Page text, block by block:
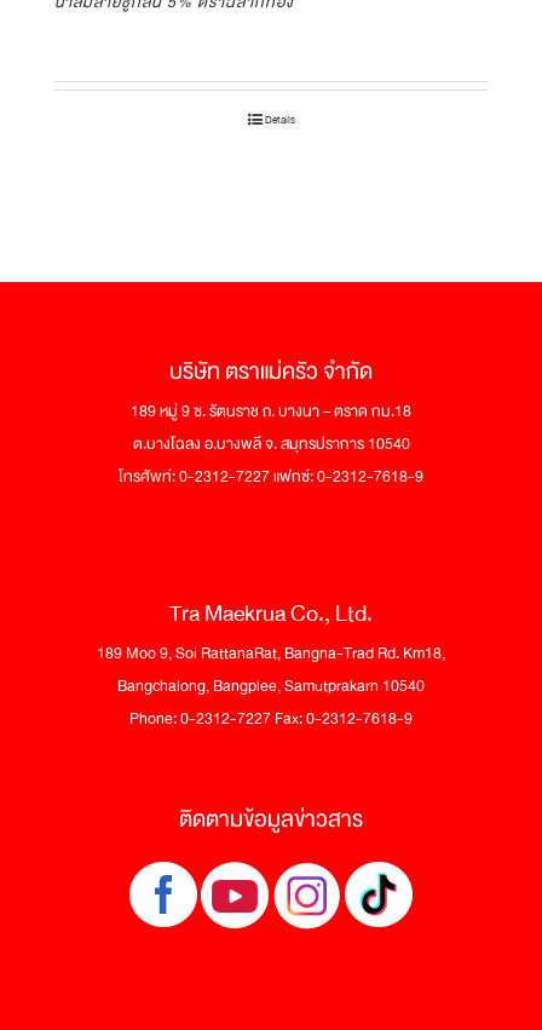
Details
บริษัท ตราแม่ครัว จำกัด
189 หมู่ 9 ซ. รัตนราช ถ. บางนา – ตราด กม.18
ต.บางโฉลง อ.บางพลี จ. สมุทรปราการ 10540
โทรศัพท์: 0-2312-7227 แฟกซ์: 0-2312-7618-9
Tra Maekrua Co., Ltd.
189 Moo 9, Soi RattanaRat, Bangna-Trad Rd. Km18,
Bangchalong, Bangplee, Samutprakarn 10540
Phone: 0-2312-7227 Fax: 0-2312-7618-9
ติดตามข้อมูลข่าวสาร